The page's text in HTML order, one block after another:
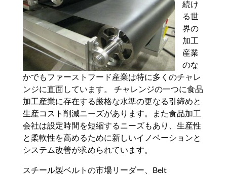
続け
る世
界の
加工
産業
のな
かでもファーストフード産業は特に多くのチャレ
ンジに直面しています。 チャレンジの一つに食品
加工産業に存在する厳格な水準の更なる引締めと
生産コスト削減ニーズがあります。また食品加工
会社は設定時間を短縮するニーズもあり、生産性
と柔軟性を高めるために新しいイノベーションと
システム改善が求められています。
スチール製ベルトの市場リーダー、Belt